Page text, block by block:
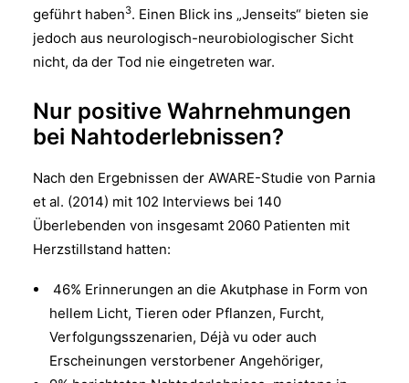
geführt haben3. Einen Blick ins „Jenseits“ bieten sie
jedoch aus neurologisch-neurobiologischer Sicht
nicht, da der Tod nie eingetreten war.
Nur positive Wahrnehmungen
bei Nahtoderlebnissen?
Nach den Ergebnissen der AWARE-Studie von Parnia
et al. (2014) mit 102 Interviews bei 140
Überlebenden von insgesamt 2060 Patienten mit
Herzstillstand hatten:
46% Erinnerungen an die Akutphase in Form von
hellem Licht, Tieren oder Pflanzen, Furcht,
Verfolgungsszenarien, Déjà vu oder auch
Erscheinungen verstorbener Angehöriger,